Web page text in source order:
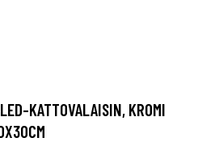
KATTOVALAISIN, KROMI